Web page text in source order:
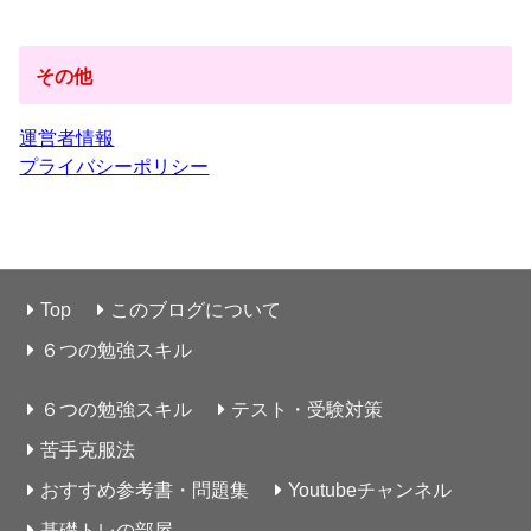
その他
運営者情報
プライバシーポリシー
Top
このブログについて
６つの勉強スキル
６つの勉強スキル
テスト・受験対策
苦手克服法
おすすめ参考書・問題集
Youtubeチャンネル